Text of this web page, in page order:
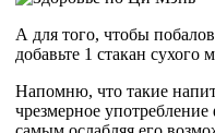
А для того, чтобы
добавьте 1 стакан сухого
Напомню, что такие
чрезмерное